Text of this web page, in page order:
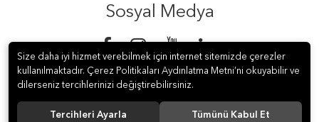
Sosyal Medya
© 2018 S Meter Sayaç ve Otomasyon A.Ş. Tüm hakları saklıdır.
Size daha iyi hizmet verebilmek için internet sitemizde çerezler
kullanılmaktadır. Çerez Politikaları Aydınlatma Metni’ni okuyabilir ve
dilerseniz tercihlerinizi değiştirebilirsiniz.
Tercihleri Ayarla Tümünü Kabul Et